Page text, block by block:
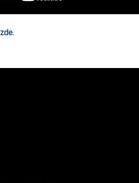
zde.